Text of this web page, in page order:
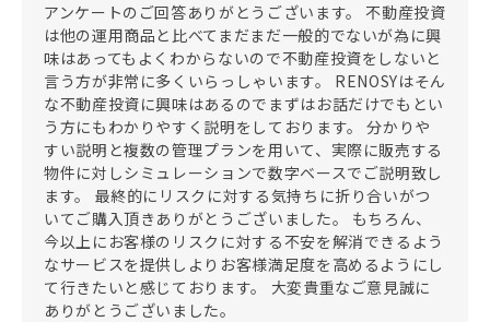
アンケートのご回答ありがとうございます。 不動産投資
は他の運用商品と比べてまだまだ一般的でないが為に興
味はあってもよくわからないので不動産投資をしないと
言う方が非常に多くいらっしゃいます。 RENOSYはそん
な不動産投資に興味はあるのでまずはお話だけでもとい
う方にもわかりやすく説明をしております。 分かりや
すい説明と複数の管理プランを用いて、実際に販売する
物件に対しシミュレーションで数字ベースでご説明致し
ます。 最終的にリスクに対する気持ちに折り合いがつ
いてご購入頂きありがとうございました。 もちろん、
今以上にお客様のリスクに対する不安を解消できるよう
なサービスを提供しよりお客様満足度を高めるようにし
て行きたいと感じております。 大変貴重なご意見誠に
ありがとうございました。